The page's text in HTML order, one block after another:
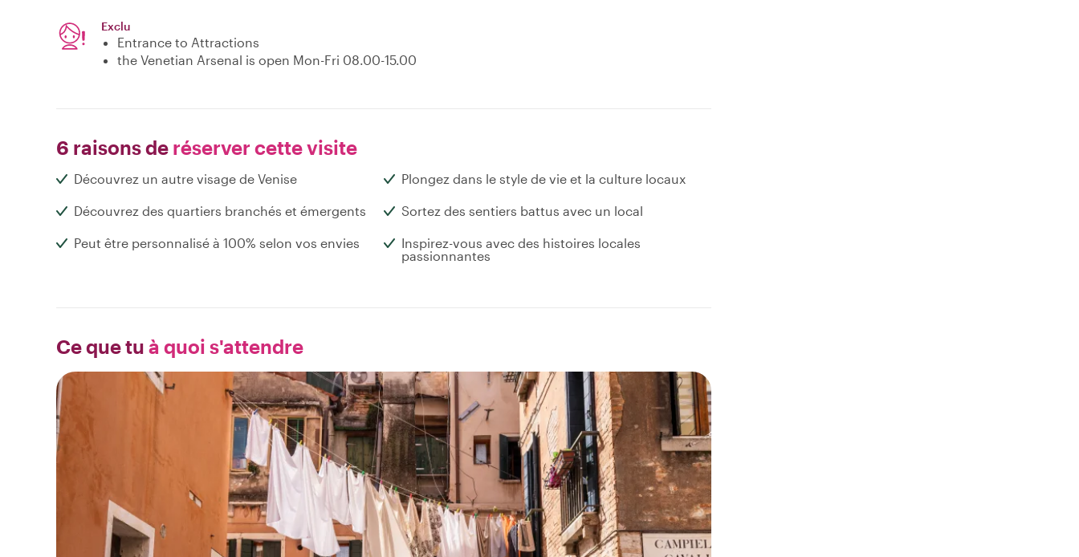
Exclu
Entrance to Attractions
the Venetian Arsenal is open Mon-Fri 08.00-15.00
6 raisons de réserver cette visite
Découvrez un autre visage de Venise Plongez dans le style de vie et la culture locaux
Découvrez des quartiers branchés et émergents Sortez des sentiers battus avec un local
Peut être personnalisé à 100% selon vos envies
Inspirez-vous avec des histoires locales
passionnantes
Ce que tu à quoi s'attendre